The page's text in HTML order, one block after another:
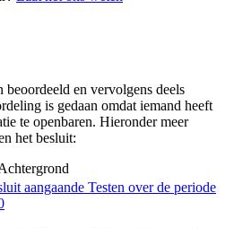
en vervolgens deels
is gedaan omdat iemand heeft
te openbaren. Hieronder meer
het besluit:
aangaande Testen over de periode